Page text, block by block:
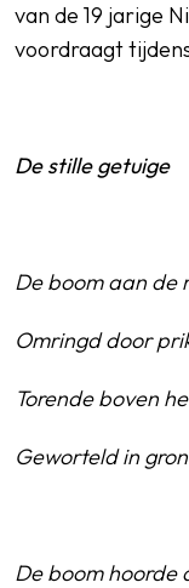
van de 19 jarige
voordraagt
De stille getuige
De boom aan de
Omringd door
Torende boven
Geworteld in
De boom hoorde